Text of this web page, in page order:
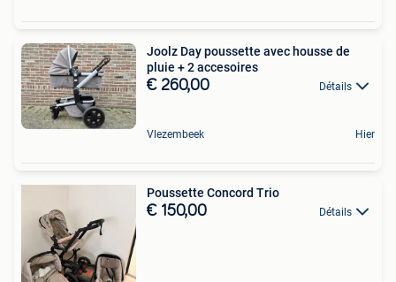
Joolz Day poussette avec housse de
pluie + 2 accesoires
€ 260,00 Détails
Vlezembeek Hier
Poussette Concord Trio
€ 150,00 Détails